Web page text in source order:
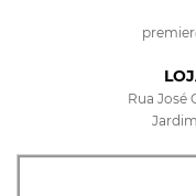
Rua José